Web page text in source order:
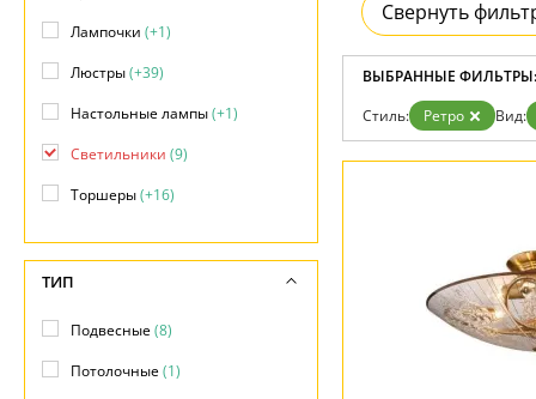
Возврат
Отзывы
Установка
Дизайнерам
Бренды
Контакты
Свернуть
ВЫБРАННЫЕ ФИЛЬТРЫ:
Стиль: Ретро Вид:
Лампочки (+1)
Люстры(+39)
Настольные лампы(+1)
Светильники (9)
Торшеры(+16)
ТИП
Подвесные(8)
Потолочные(1)